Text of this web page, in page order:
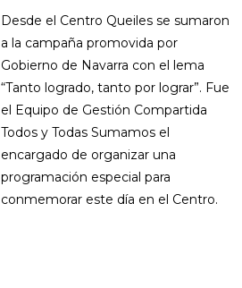
Desde el Centro Queiles se sumaron
a la campaña promovida por
Gobierno de Navarra con el lema
“Tanto logrado, tanto por lograr”. Fue
el Equipo de Gestión Compartida
Todos y Todas Sumamos el
encargado de organizar una
programación especial para
conmemorar este día en el Centro.